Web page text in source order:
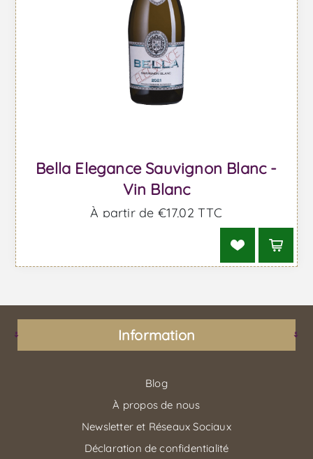
Bella Elegance Sauvignon Blanc -
Vin Blanc
À partir de €17,02 TTC
Information
Blog
À propos de nous
Newsletter et Réseaux Sociaux
Déclaration de confidentialité